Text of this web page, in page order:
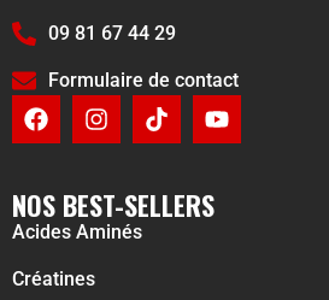
09 81 67 44 29
Formulaire de contact
NOS BEST-SELLERS
Acides Aminés
Créatines